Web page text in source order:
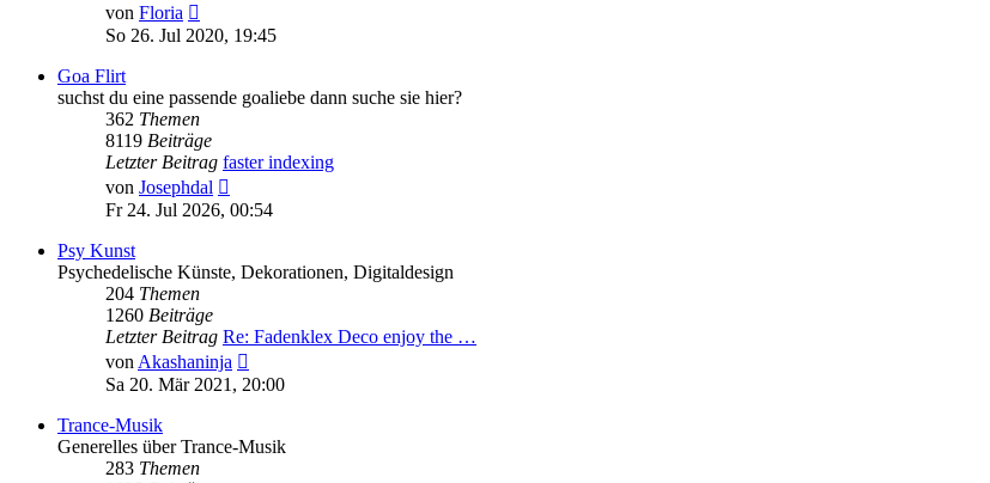
von Floria
Beitrag
So 26. Jul 2020, 19:45
Goa Flirt
suchst du eine passende goaliebe dann suche sie hier?
362 Themen
8119 Beiträge
Letzter Beitrag faster indexing
von Josephdal
Beitrag
Fr 24. Jul 2026, 00:54
Psy Kunst
Psychedelische Künste, Dekorationen, Digitaldesign
204 Themen
1260 Beiträge
Letzter Beitrag Re: Fadenklex Deco enjoy the …
vonAkashaninja
Beitrag
Sa 20. Mär 2021, 20:00
Trance-Musik
Generelles über Trance-Musik
283 Themen